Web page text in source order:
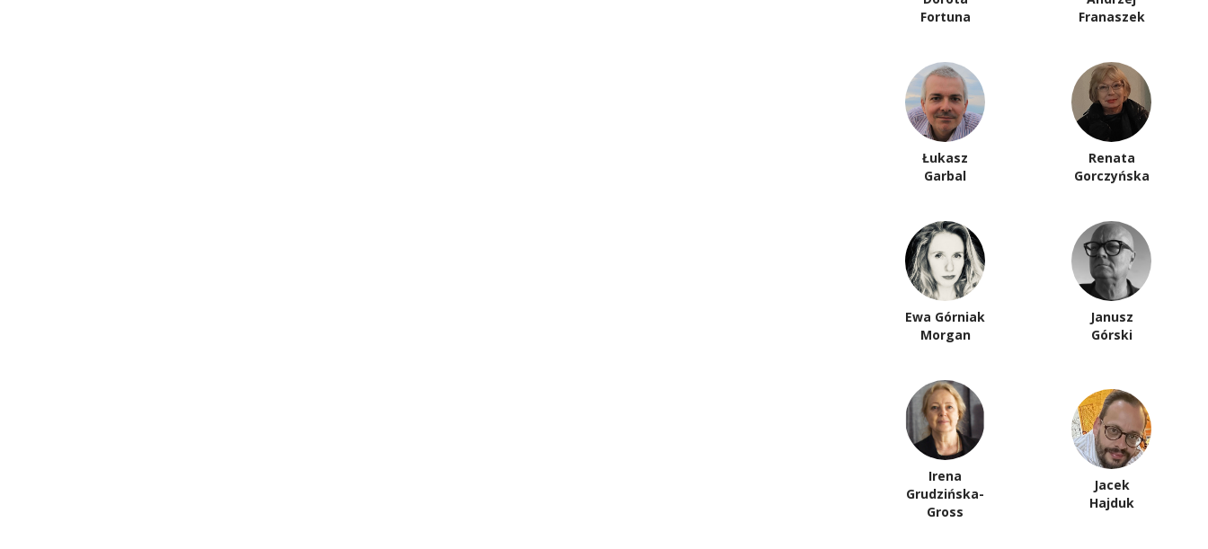
Fortuna
Franaszek
Łukasz
Garbal
Renata
Gorczyńska
Ewa Górniak
Morgan
Janusz
Górski
Irena
Grudzińska-
Gross
Jacek
Hajduk